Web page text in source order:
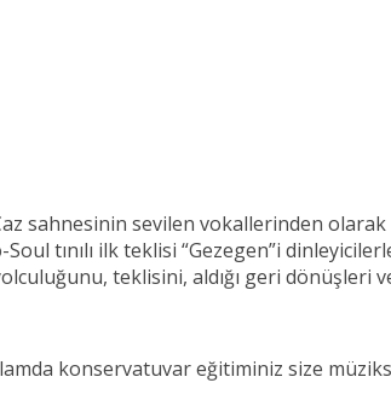
sahnesinin sevilen vokallerinden
tınılı ilk teklisi “Gezegen”i
teklisini, aldığı geri dönüşleri
konservatuvar eğitiminiz size